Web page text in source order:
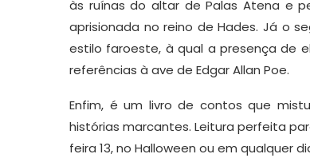
às ruínas do altar de Palas Atena e
aprisionada no reino de Hades. Já o
estilo faroeste, à qual a presença de
referências à ave de Edgar Allan Poe.
Enfim, é um livro de contos que
histórias marcantes. Leitura perfeita
feira 13, no Halloween ou em qualquer